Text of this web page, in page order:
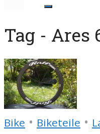
Tag - Ares
Bike • Biketeile •